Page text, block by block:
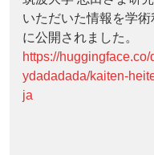
いただいた情報を学
に公開されました。
https://huggingface.co/
ydadadada/kaiten-
ja